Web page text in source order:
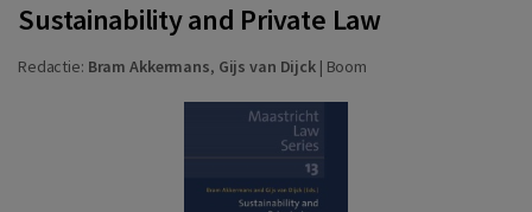
Sustainability and Private Law
Redactie: Bram Akkermans, Gijs van Dijck| Boom